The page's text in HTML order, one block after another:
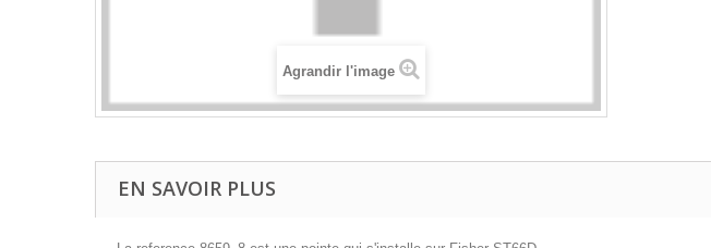
Agrandir l'image
EN SAVOIR PLUS